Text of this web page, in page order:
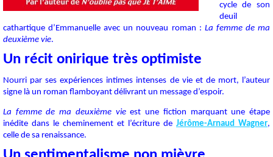
cycle de son
deuil
cathartique d’Emmanuelle avec un nouveau roman : La femme de ma
deuxième vie.
Un récit onirique très optimiste
Nourri par ses expériences intimes intenses de vie et de mort, l’auteur
signe là un roman flamboyant délivrant un message d’espoir.
La femme de ma deuxième vieest une fiction marquant une étape
inédite dans le cheminement et l’écriture de Jérôme-Arnaud Wagner,
celle de sa renaissance.